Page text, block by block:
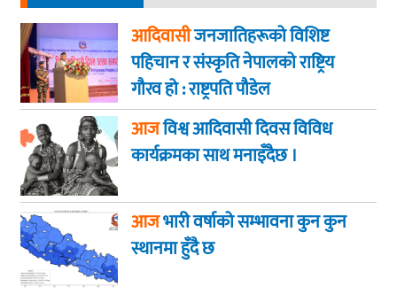
आदिवासीजनजातिहरूको विशिष्ट
पहिचान र संस्कृति नेपालको राष्ट्रिय
गौरव हो : राष्ट्रपति पौडेल
आजविश्व आदिवासी दिवस विविध
कार्यक्रमका साथ मनाइँदैछ ।
आजभारी वर्षाको सम्भावना कुन कुन
स्थानमा हुँदै छ